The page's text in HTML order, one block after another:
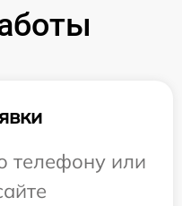
телефону или